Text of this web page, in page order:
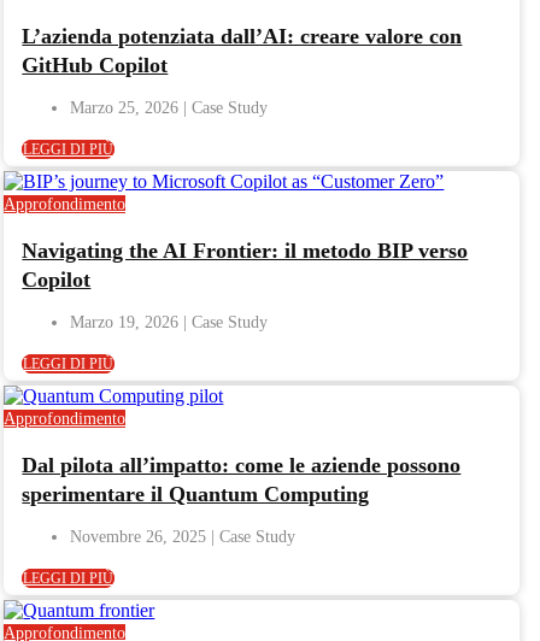
L’azienda potenziata dall’AI: creare valore con
GitHub Copilot
Marzo 25, 2026
LEGGI DI PIÙ
Approfondimento
Navigating the AI Frontier: il metodo BIP verso
Copilot
Marzo 19, 2026
LEGGI DI PIÙ
Approfondimento
Dal pilota all’impatto: come le aziende possono
sperimentare il Quantum Computing
Novembre 26, 2025
LEGGI DI PIÙ
Approfondimento